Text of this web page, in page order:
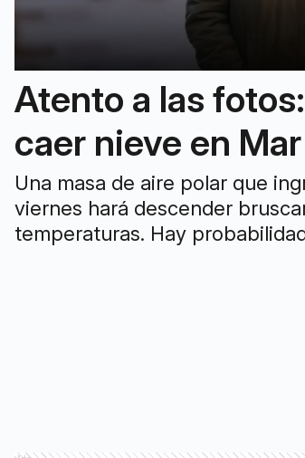
Atento a las
caer nieve en
Una masa de aire polar que
viernes hará descender
temperaturas. Hay